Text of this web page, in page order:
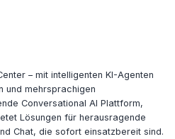
– mit intelligenten KI-Agenten
und mehrsprachigen
Conversational AI Plattform,
Lösungen für herausragende
Chat, die sofort einsatzbereit sind.